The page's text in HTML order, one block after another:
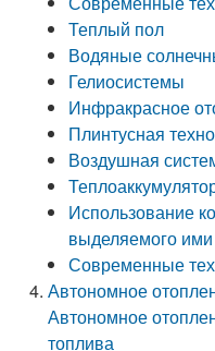
Теплый пол
Водяные
Гелиосистемы
Инфракрасное
Плинтусная
Воздушная
Использование
выделяемого
Современные
Автономное
Автономное
топлива